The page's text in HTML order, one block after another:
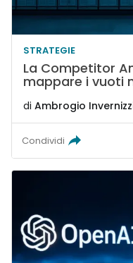
STRATEGIE
La Competitor
mappare i vuoti
di Ambrogio
Condividi